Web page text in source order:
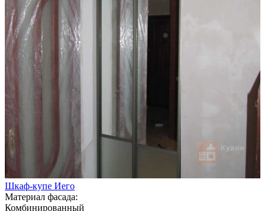
Шкаф-купе Иего
Материал фасада:
Комбинированный